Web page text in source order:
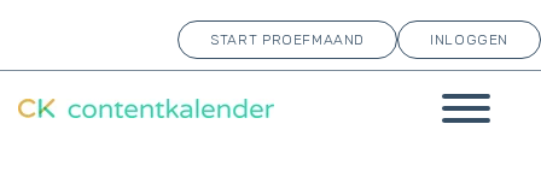
START PROEFMAAND INLOGGEN